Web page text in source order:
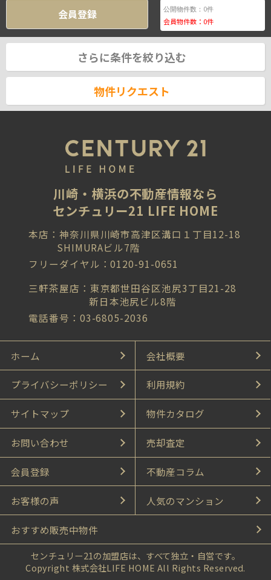
会員登録 公開物件数： 0件
会員物件数： 0件
さらに条件を絞り込む
物件リクエスト
川崎・横浜の不動産情報なら
センチュリー21 LIFE HOME
本店：神奈川県川崎市高津区溝口１丁目12-18
SHIMURAビル7階
フリーダイヤル：0120-91-0651
三軒茶屋店：東京都世田谷区池尻3丁目21-28
新日本池尻ビル8階
電話番号：03-6805-2036
ホーム 会社概要
プライバシーポリシー 利用規約
サイトマップ 物件カタログ
お問い合わせ 売却査定
会員登録 不動産コラム
お客様の声 人気のマンション
おすすめ販売中物件
センチュリー21の加盟店は、すべて独立・自営です。
Copyright 株式会社LIFE HOME All Rights Reserved.